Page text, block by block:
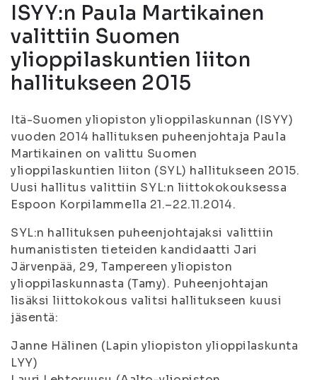
ISYY:n Paula Martikainen
valittiin Suomen
ylioppilaskuntien liiton
hallitukseen 2015
Itä-Suomen yliopiston ylioppilaskunnan (ISYY)
vuoden 2014 hallituksen puheenjohtaja Paula
Martikainen on valittu Suomen
ylioppilaskuntien liiton (SYL) hallitukseen 2015.
Uusi hallitus valittiin SYL:n liittokokouksessa
Espoon Korpilammella 21.–22.11.2014.
SYL:n hallituksen puheenjohtajaksi valittiin
humanististen tieteiden kandidaatti Jari
Järvenpää, 29, Tampereen yliopiston
ylioppilaskunnasta (Tamy). Puheenjohtajan
lisäksi liittokokous valitsi hallitukseen kuusi
jäsentä:
Janne Hälinen (Lapin yliopiston ylioppilaskunta
LYY)